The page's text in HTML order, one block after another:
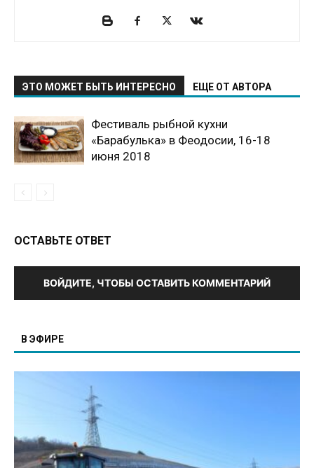
ЭТО МОЖЕТ БЫТЬ ИНТЕРЕСНО ЕЩЕ ОТ АВТОРА
Фестиваль рыбной кухни
«Барабулька» в Феодосии, 16-18
июня 2018
ОСТАВЬТЕ ОТВЕТ
ВОЙДИТЕ, ЧТОБЫ ОСТАВИТЬ КОММЕНТАРИЙ
В ЭФИРЕ